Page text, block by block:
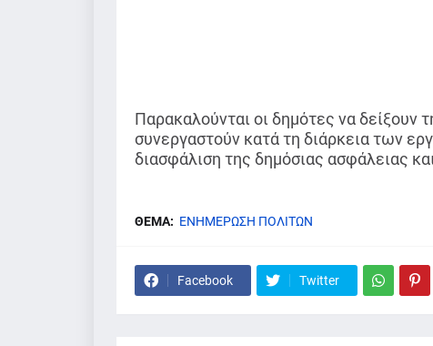
Παρακαλούνται οι δημότες να δείξουν
συνεργαστούν κατά τη διάρκεια των
διασφάλιση της δημόσιας ασφάλειας
ΘΕΜΑ: ΕΝΗΜΕΡΩΣΗ ΠΟΛΙΤΩΝ
Facebook Twitter